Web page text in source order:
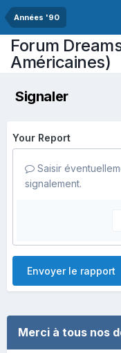
Années '90
Forum
Américaines)
Signaler
Your Report
Saisir
signalement.
Envoyer le rapport
Merci à tous nos